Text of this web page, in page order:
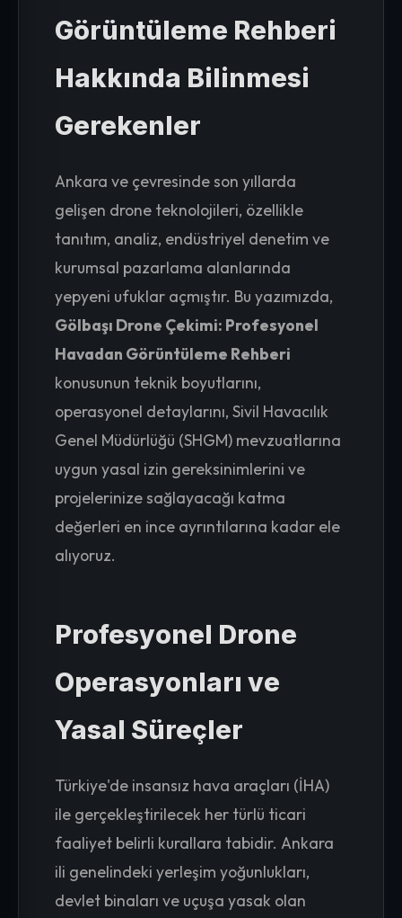
Görüntüleme Rehberi
Hakkında Bilinmesi
Gerekenler
Ankara ve çevresinde son yıllarda
gelişen drone teknolojileri, özellikle
tanıtım, analiz, endüstriyel denetim ve
kurumsal pazarlama alanlarında
yepyeni ufuklar açmıştır. Bu yazımızda,
Gölbaşı Drone Çekimi: Profesyonel
Havadan Görüntüleme Rehberi
konusunun teknik boyutlarını,
operasyonel detaylarını, Sivil Havacılık
Genel Müdürlüğü (SHGM) mevzuatlarına
uygun yasal izin gereksinimlerini ve
projelerinize sağlayacağı katma
değerleri en ince ayrıntılarına kadar ele
alıyoruz.
Profesyonel Drone
Operasyonları ve
Yasal Süreçler
Türkiye'de insansız hava araçları (İHA)
ile gerçekleştirilecek her türlü ticari
faaliyet belirli kurallara tabidir. Ankara
ili genelindeki yerleşim yoğunlukları,
devlet binaları ve uçuşa yasak olan